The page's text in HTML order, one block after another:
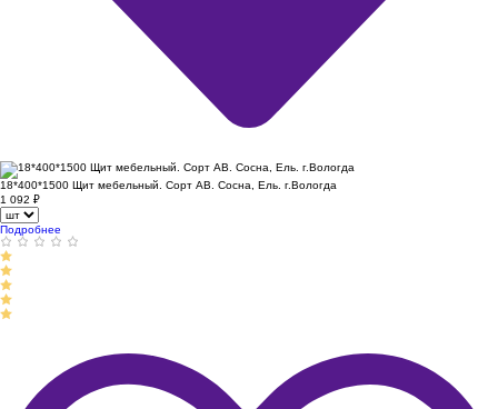
18*400*1500 Щит мебельный. Сорт АВ. Сосна, Ель. г.Вологда
1 092 ₽
Подробнее